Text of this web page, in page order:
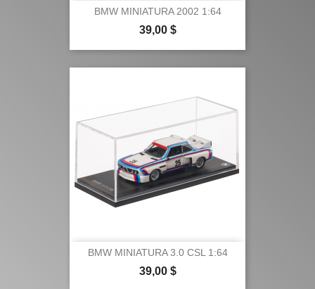
BMW MINIATURA 2002 1:64
Precio
39,00 $
BMW MINIATURA 3.0 CSL 1:64
Precio
39,00 $